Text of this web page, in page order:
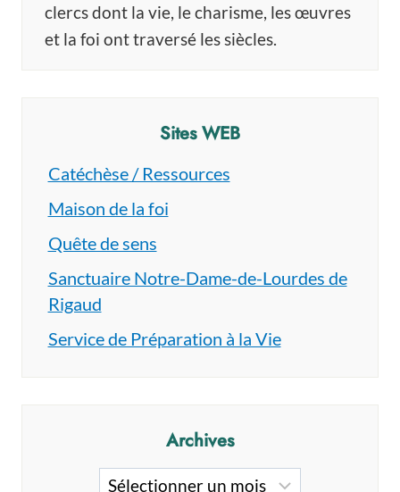
clercs dont la vie, le charisme, les œuvres
et la foi ont traversé les siècles.
Sites WEB
Catéchèse / Ressources
Maison de la foi
Quête de sens
Sanctuaire Notre-Dame-de-Lourdes de
Rigaud
Service de Préparation à la Vie
Archives
Archives